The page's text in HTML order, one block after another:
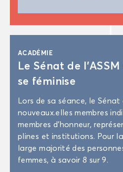
ACA­DÉ­MIE
Le Sénat de
se fé­mi­nise
Lors de sa séance, le Sénat
nou­veaux.elles membres
membres d’hon­neur,
plines et ins­ti­tu­tions. Pour
large ma­jo­ri­té des
femmes, à sa­voir 8 sur 9.